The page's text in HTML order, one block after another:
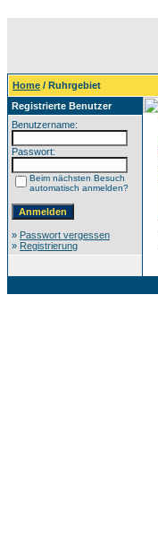
Home / Ruhrgebiet
Registrierte Benutzer
Benutzername:
Passwort:
Beim nächsten Besuch
automatisch anmelden?
» Passwort vergessen
» Registrierung